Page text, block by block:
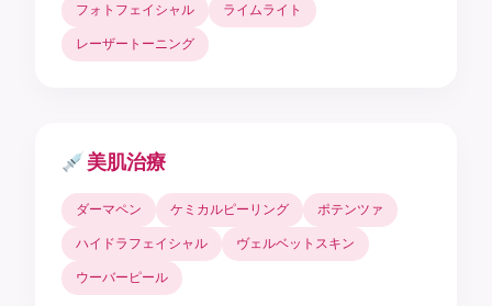
フォトフェイシャル ライムライト
レーザートーニング
美肌治療
ダーマペン ケミカルピーリング ポテンツァ
ハイドラフェイシャル ヴェルベットスキン
ウーバーピール